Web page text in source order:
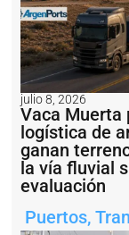
julio 8, 2026
Vaca Muerta
logística de
ganan
la vía fluvial
evaluación
Puertos,